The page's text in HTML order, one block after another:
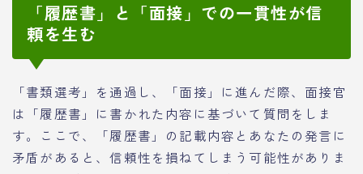
「履歴書」と「面接」での一貫性が信
頼を生む
「書類選考」を通過し、「面接」に進んだ際、面接官
は「履歴書」に書かれた内容に基づいて質問をしま
す。ここで、「履歴書」の記載内容とあなたの発言に
矛盾があると、信頼性を損ねてしまう可能性がありま